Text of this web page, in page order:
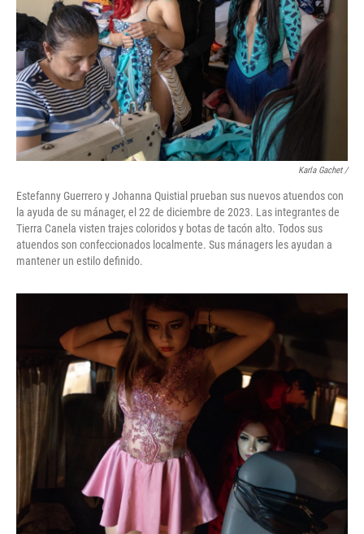
Karla Gachet/
Estefanny Guerrero y Johanna Quistial prueban sus nuevos atuendos con
la ayuda de su mánager, el 22 de diciembre de 2023. Las integrantes de
Tierra Canela visten trajes coloridos y botas de tacón alto. Todos sus
atuendos son confeccionados localmente. Sus mánagers les ayudan a
mantener un estilo definido.